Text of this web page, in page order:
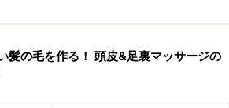
れるアロマテラピーの精油も助けに
髪の毛を作る！ 頭皮&足裏マッサージの